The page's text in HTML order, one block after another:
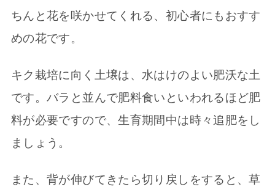
ちんと花を咲かせてくれる、初心者にもおすす
めの花です。
キク栽培に向く土壌は、水はけのよい肥沃な土
です。バラと並んで肥料食いといわれるほど肥
料が必要ですので、生育期間中は時々追肥をし
ましょう。
また、背が伸びてきたら切り戻しをすると、草